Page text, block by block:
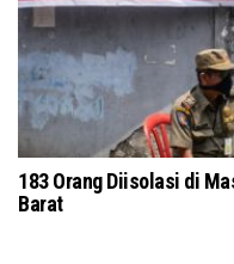
Masjid Pusdai Bandung